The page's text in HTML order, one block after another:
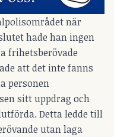
när
hade han ingen
frihetsberövade
att det inte fanns
personen
sitt uppdrag och
Detta ledde till
utan laga